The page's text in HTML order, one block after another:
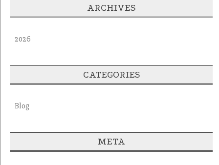
ARCHIVES
2026
CATEGORIES
Blog
META